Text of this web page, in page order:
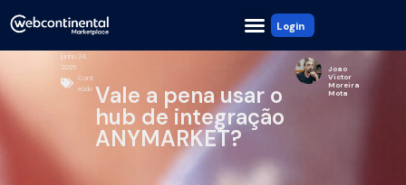
Login
junho 24,
2026
Cont
eúdo Vale a pena usar o
hub de integração
ANYMARKET?
Joao
Victor
Moreira
Mota